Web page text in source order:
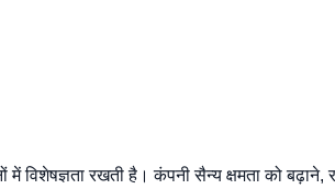
रखती है। कंपनी सैन्य क्षमता को बढ़ाने,